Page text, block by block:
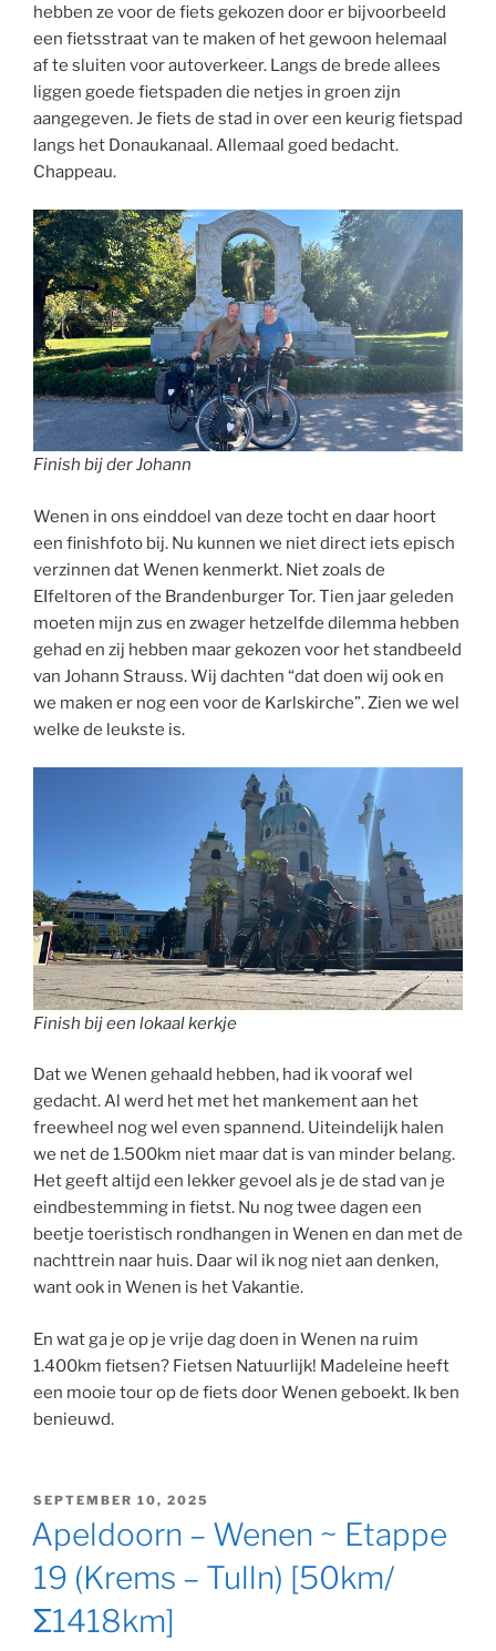
hebben ze voor de fiets gekozen door er bijvoorbeeld
een fietsstraat van te maken of het gewoon helemaal
af te sluiten voor autoverkeer. Langs de brede allees
liggen goede fietspaden die netjes in groen zijn
aangegeven. Je fiets de stad in over een keurig fietspad
langs het Donaukanaal. Allemaal goed bedacht.
Chappeau.
Finish bij der Johann
Wenen in ons einddoel van deze tocht en daar hoort
een finishfoto bij. Nu kunnen we niet direct iets episch
verzinnen dat Wenen kenmerkt. Niet zoals de
EIfeltoren of the Brandenburger Tor. Tien jaar geleden
moeten mijn zus en zwager hetzelfde dilemma hebben
gehad en zij hebben maar gekozen voor het standbeeld
van Johann Strauss. Wij dachten “dat doen wij ook en
we maken er nog een voor de Karlskirche”. Zien we wel
welke de leukste is.
Finish bij een lokaal kerkje
Dat we Wenen gehaald hebben, had ik vooraf wel
gedacht. Al werd het met het mankement aan het
freewheel nog wel even spannend. Uiteindelijk halen
we net de 1.500km niet maar dat is van minder belang.
Het geeft altijd een lekker gevoel als je de stad van je
eindbestemming in fietst. Nu nog twee dagen een
beetje toeristisch rondhangen in Wenen en dan met de
nachttrein naar huis. Daar wil ik nog niet aan denken,
want ook in Wenen is het Vakantie.
En wat ga je op je vrije dag doen in Wenen na ruim
1.400km fietsen? Fietsen Natuurlijk! Madeleine heeft
een mooie tour op de fiets door Wenen geboekt. Ik ben
benieuwd.
GEPLAATST
OP
SEPTEMBER 10, 2025
Apeldoorn – Wenen ~ Etappe
19 (Krems – Tulln) [50km/
Σ1418km]